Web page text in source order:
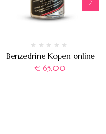
Benzedrine Kopen online
€ 65,00